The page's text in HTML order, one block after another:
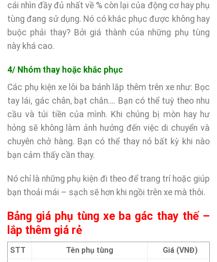
cái nhìn đầy đủ nhất về % còn lại của động cơ hay phụ
tùng đang sử dụng. Nó có khắc phục được không hay
buộc phải thay? Bởi giá thành của những phụ tùng
này khá cao.
4/ Nhóm thay hoặc khắc phục
Các phụ kiện xe lôi ba bánh lắp thêm trên xe như: Bọc
tay lái, gác chân, bạt chắn…. Bạn có thể tuỳ theo nhu
cầu và túi tiền của mình. Khi chúng bị mòn hay hư
hỏng sẽ không làm ảnh hưởng đến việc di chuyển và
chuyên chở hàng. Bạn có thể thay nó bất kỳ khi nào
bạn cảm thấy cần thay.
Nó chỉ là những phụ kiện đi theo để trang trí hoặc giúp
bạn thoải mái – sạch sẽ hơn khi ngồi trên xe mà thôi.
Bảng giá phụ tùng xe ba gác thay thế –
lắp thêm giá rẻ
STT Tên phụ tùng Giá (VNĐ)